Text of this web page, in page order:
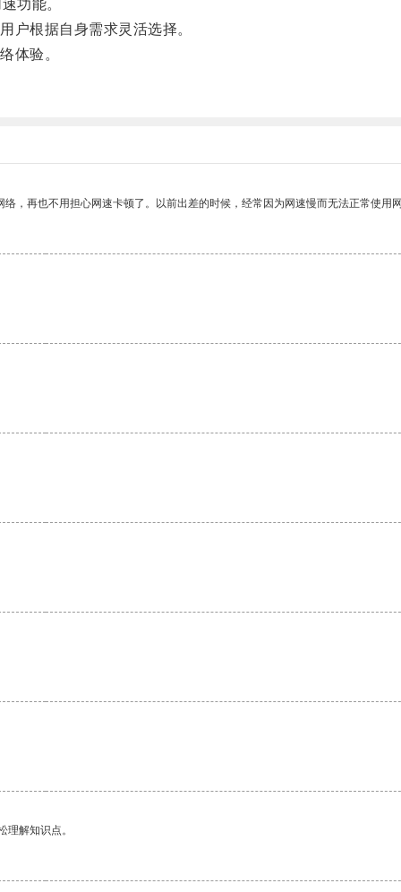
功能。
根据自身需求灵活选择。
体验。
再也不用担心网速卡顿了。以前出差的时候，经常因为网速慢而无法正常使用
解知识点。